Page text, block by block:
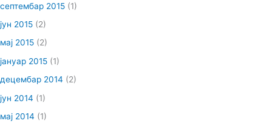
септембар 2015 (1)
јун 2015 (2)
мај 2015 (2)
јануар 2015 (1)
децембар 2014 (2)
јун 2014 (1)
мај 2014 (1)